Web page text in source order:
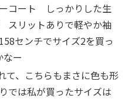
コート しっかりした生
スリットありで軽やか袖
センチでサイズ2を買っ
なー
て、こちらもまさに色も形
では私が買ったサイズは